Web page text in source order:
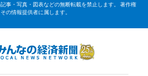
事・写真・図表などの無断転載を禁止します。 著作権
の情報提供者に属します。